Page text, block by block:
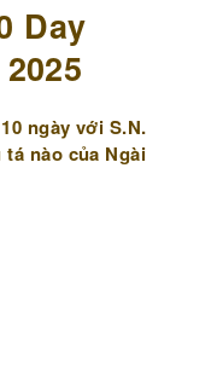
Day
ngày với S.N.
nào của Ngài